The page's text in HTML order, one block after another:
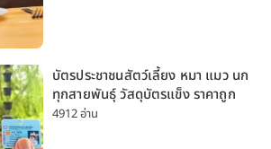
บัตรประชาชนสัตว์เลี้ยง หมา แมว นก
ทุกสายพันธุ์ วัสดุบัตรแข็ง ราคาถูก
4912 อ่าน